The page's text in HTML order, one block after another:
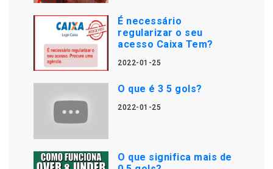
É necessário
regularizar o seu
acesso Caixa Tem?
2022-01-25
O que é 3 5 gols?
2022-01-25
O que significa mais de